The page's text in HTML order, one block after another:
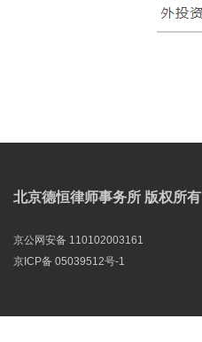
北京德恒律师事务所 版权所有
京公网安备 110102003161
京ICP备 05039512号-1